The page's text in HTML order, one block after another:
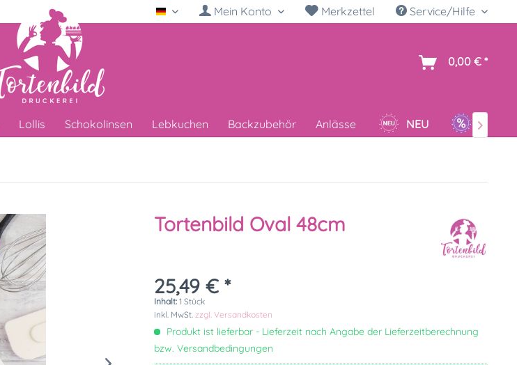
Deutsch Mein Konto Merkzettel Service/Hilfe
0,00 € *
Lollis Schokolinsen Lebkuchen Backzubehör Anlässe NEU SALE

Tortenbild Oval 48cm
25,49 € *
Inhalt:1 Stück
inkl. MwSt.zzgl. Versandkosten
Produkt ist lieferbar - Lieferzeit nach Angabe der Lieferzeitberechnung
bzw. Versandbedingungen